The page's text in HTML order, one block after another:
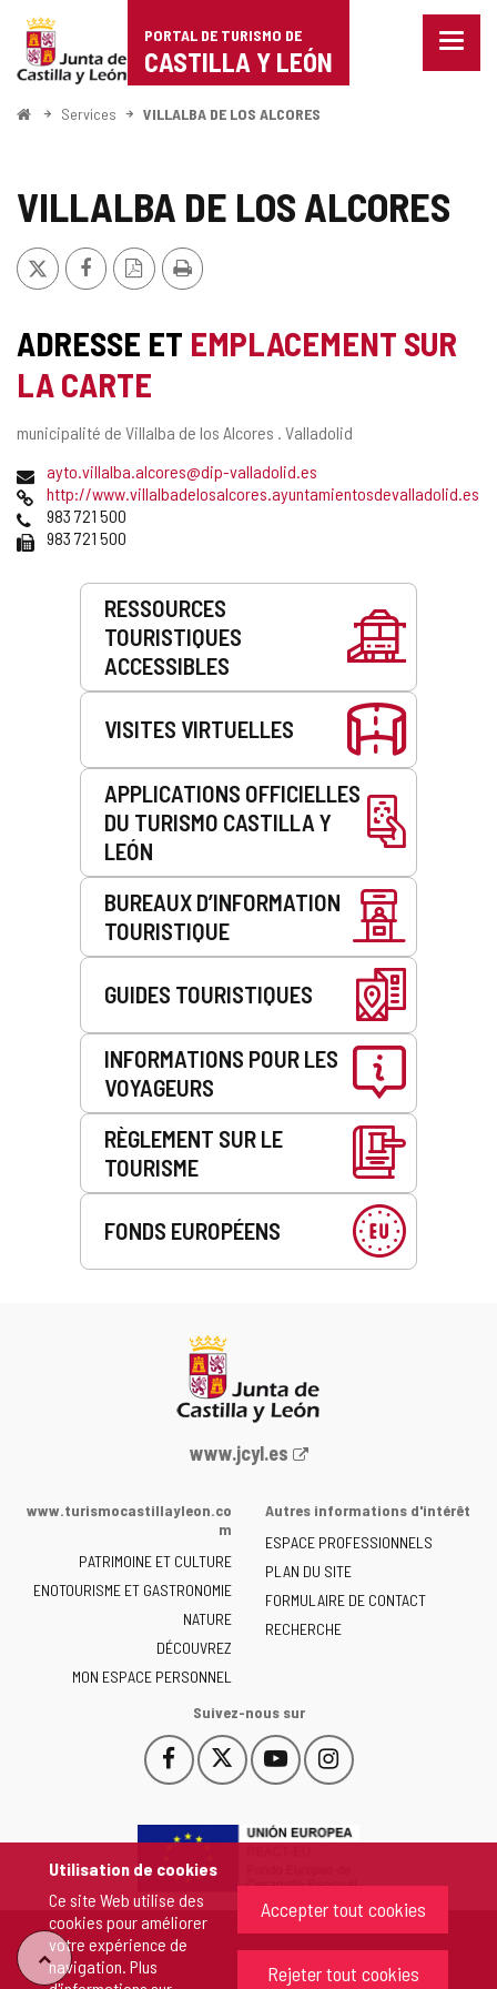
Utilisation de cookies
Ce site Web utilise des
cookies pour améliorer
votre expérience de
navigation. Plus
Accepter tout cookies
Rejeter tout cookies
Portal
de
Turismo
Castilla
León
PORTAL DE TURISMO DE
CASTILLA Y LEÓN
Menu
<
Services VILLALBA DE LOS ALCORES
VILLALBA DE LOS ALCORES
X FacebookVersion
PDF
Imprimer
ADRESSE ET EMPLACEMENT SUR
LA CARTE
Adresse
municipalité de Villalba de los Alcores . Valladolid
Adresse
de
courrier
électronique
ayto.villalba.alcores@dip-valladolid.es
Page
Web
http://www.villalbadelosalcores.ayuntamientosdevalladolid.es
Téléphones
983 721 500
Fax 983 721 500
Prestations
RESSOURCES
TOURISTIQUES
ACCESSIBLES
VISITES VIRTUELLES
APPLICATIONS OFFICIELLES
DU TURISMO CASTILLA Y
LEÓN
BUREAUX D’INFORMATION
TOURISTIQUE
GUIDES TOURISTIQUES
INFORMATIONS POUR LES
VOYAGEURS
RÈGLEMENT SUR LE
TOURISME
FONDS EUROPÉENS
Portail
la
de
Castilla
y
León
-
www.jcyl.es
www.turismocastillayleon.co
m
PATRIMOINE ET CULTURE
ENOTOURISME ET GASTRONOMIE
NATURE
DÉCOUVREZ
MON ESPACE PERSONNEL
Autres informations d'intérêt
ESPACE PROFESSIONNELS
PLAN DU SITE
FORMULAIRE DE CONTACT
RECHERCHE
Suivez-nous sur
Facebook
Este
enlace
abrirá
una
ventana
nueva.
Este
enlace
abrirá
ventana
nueva.
YouTube
Este
enlace
abrirá
ventana
nueva.
Instagram
Este
enlace
abrirá
ventana
nueva.
"Retour